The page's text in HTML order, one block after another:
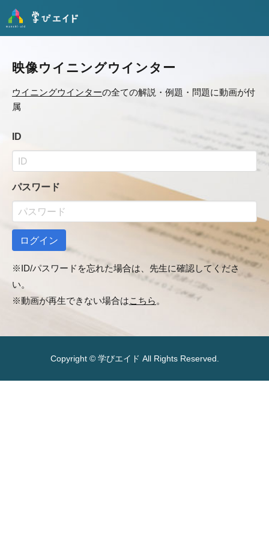
映像ウイニングウインター
ウイニングウインターの全ての解説・例題・問題に動画が付
属
ID
パスワード
ログイン
※ID/パスワードを忘れた場合は、先生に確認してくださ
い。
※動画が再生できない場合はこちら 。
Copyright © 学びエイド All Rights Reserved.